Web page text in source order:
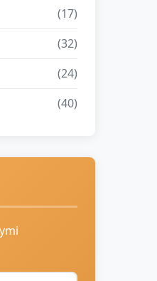
(17)
(32)
(24)
(40)